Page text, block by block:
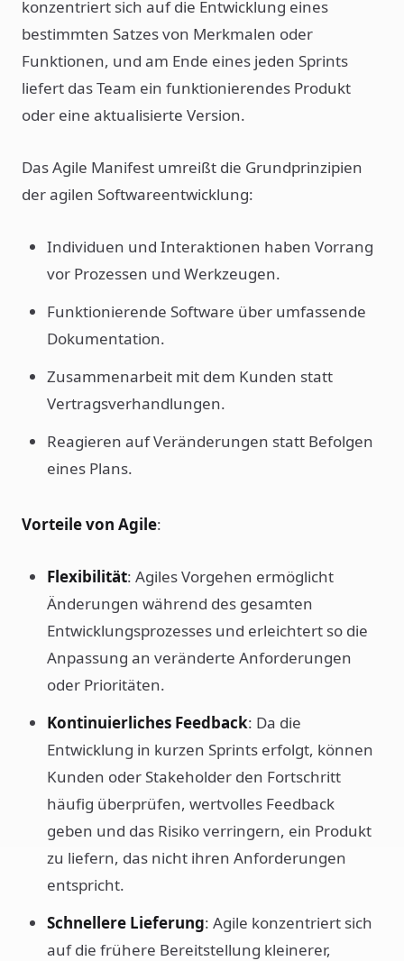
konzentriert sich auf die Entwicklung eines
bestimmten Satzes von Merkmalen oder
Funktionen, und am Ende eines jeden Sprints
liefert das Team ein funktionierendes Produkt
oder eine aktualisierte Version.
Das Agile Manifest umreißt die Grundprinzipien
der agilen Softwareentwicklung:
Individuen und Interaktionen haben Vorrang
vor Prozessen und Werkzeugen.
Funktionierende Software über umfassende
Dokumentation.
Zusammenarbeit mit dem Kunden statt
Vertragsverhandlungen.
Reagieren auf Veränderungen statt Befolgen
eines Plans.
Vorteile von Agile:
Flexibilität: Agiles Vorgehen ermöglicht
Änderungen während des gesamten
Entwicklungsprozesses und erleichtert so die
Anpassung an veränderte Anforderungen
oder Prioritäten.
Kontinuierliches Feedback: Da die
Entwicklung in kurzen Sprints erfolgt, können
Kunden oder Stakeholder den Fortschritt
häufig überprüfen, wertvolles Feedback
geben und das Risiko verringern, ein Produkt
zu liefern, das nicht ihren Anforderungen
entspricht.
Schnellere Lieferung: Agile konzentriert sich
auf die frühere Bereitstellung kleinerer,